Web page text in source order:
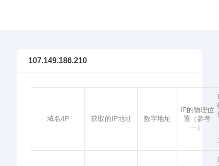
107.149.186.210
域名/IP 获取的IP地址 数字地址
IP的物理位
置（参考
一）